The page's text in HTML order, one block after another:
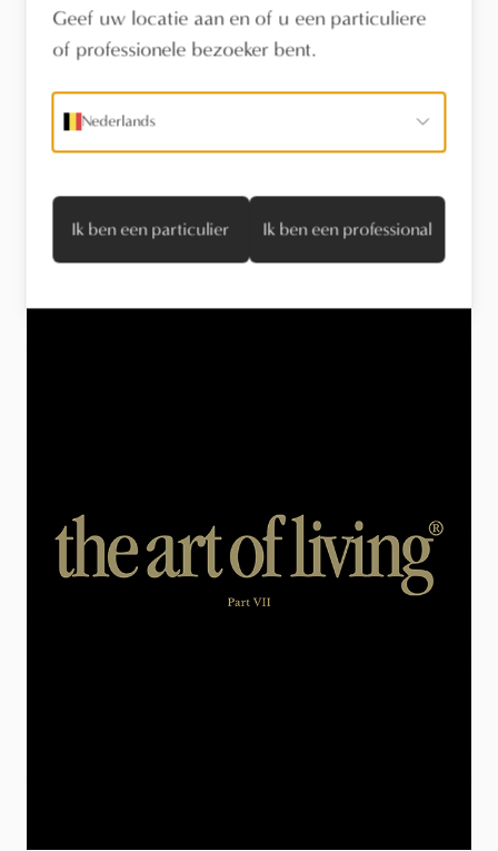
Tijdloos Wonen - Nicholas Erreweyaert
Geef uw locatie aan en of u een particuliere
of professionele bezoeker bent.
Nederlands
Ik ben een particulier Ik ben een professional